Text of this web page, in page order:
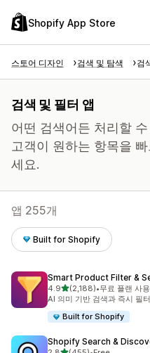
Shopify App Store
스토어 디자인 검색 및 탐색 검
검색 및 필터 앱
어떤 검색어든 처리할
고객이 원하는 항목을
세요.
앱 255개
Built for Shopify
Smart Product Filter &
4.9별 5개 중
(2,188)
총 리뷰 2188개
•무료 플랜 사
AI 의미 기반 검색과 즉시 필
Built for Shopify
Shopify Search &